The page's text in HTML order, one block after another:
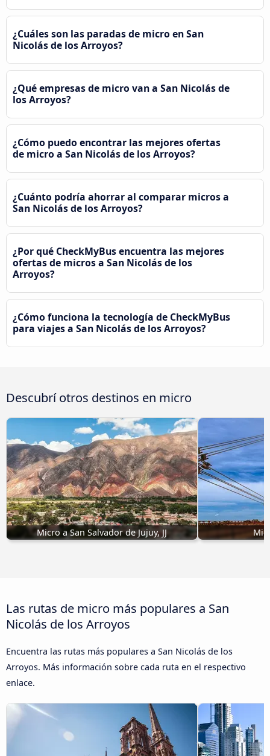
¿Cuáles son las paradas de micro en San
Nicolás de los Arroyos?
¿Qué empresas de micro van a San Nicolás de
los Arroyos?
¿Cómo puedo encontrar las mejores ofertas
de micro a San Nicolás de los Arroyos?
¿Cuánto podría ahorrar al comparar micros a
San Nicolás de los Arroyos?
¿Por qué CheckMyBus encuentra las mejores
ofertas de micros a San Nicolás de los
Arroyos?
¿Cómo funciona la tecnología de CheckMyBus
para viajes a San Nicolás de los Arroyos?
Descubrí otros destinos en micro
Micro a San Salvador de Jujuy, JJ
Las rutas de micro más populares a San
Nicolás de los Arroyos
Encuentra las rutas más populares a San Nicolás de los
Arroyos. Más información sobre cada ruta en el respectivo
enlace.